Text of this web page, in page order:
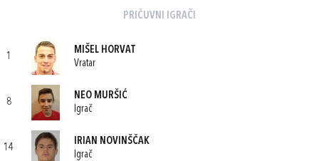
PRIČUVNI IGRAČI
1
MIŠEL HORVAT
Vratar
8
NEO MURŠIĆ
Igrač
14
IRIAN NOVINŠČAK
Igrač